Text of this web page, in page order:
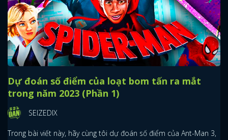
Dự đoán số điểm của loạt bom tấn ra mắt
trong năm 2023 (Phần 1)
SEIZEDIX
Trong bài viết này, hãy cùng tôi dự đoán số điểm của Ant-Man 3,